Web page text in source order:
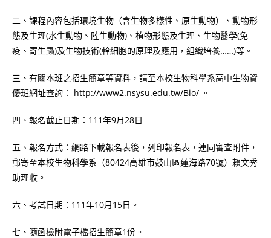
二、課程內容包括環境生物（含生物多樣性、原生動物）、動物形
態及生理(水生動物、陸生動物)、植物形態及生理、生物醫學(免
疫、寄生蟲)及生物技術(幹細胞的原理及應用，組織培養……)等。
三、有關本班之招生簡章等資料，請至本校生物科學系高中生物資
優班網址查詢： http://www2.nsysu.edu.tw/Bio/ 。
四、報名截止日期：111年9月28日
五、報名方式：網路下載報名表後，列印報名表，連同審查附件，
郵寄至本校生物科學系（80424高雄市鼓山區蓮海路70號）賴文秀
助理收。
六、考試日期：111年10月15日。
七、隨函檢附電子檔招生簡章1份。